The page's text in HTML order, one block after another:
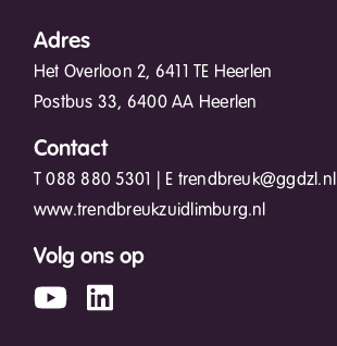
Adres
Het Overloon 2, 6411 TE Heerlen
Postbus 33, 6400 AA Heerlen
Contact
T088 880 5301 | E trendbreuk@ggdzl.nl
www.trendbreukzuidlimburg.nl
Volg ons op